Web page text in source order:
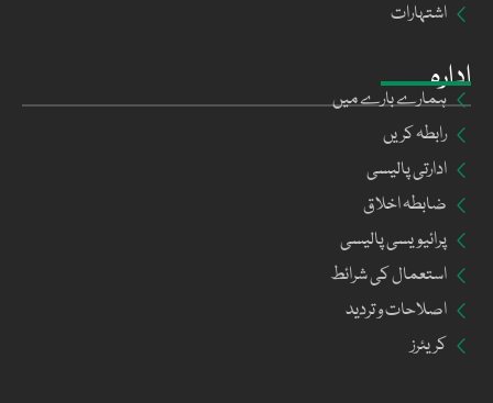
ادارہ
ہمارے بارے میں
رابطہ کریں
ادارتی پالیسی
ضابطہ اخلاق
پرائیویسی پالیسی
استعمال کی شرائط
اصلاحات و تردید
کریئرز
اشتہارات